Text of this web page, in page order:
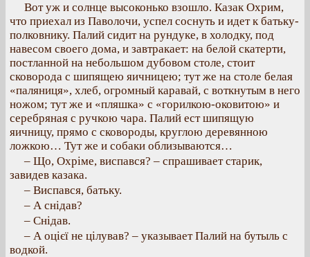
Вот уж и солнце высоконько взошло. Казак Охрим,
что приехал из Паволочи, успел соснуть и идет к батьку-
полковнику. Палий сидит на рундуке, в холодку, под
навесом своего дома, и завтракает: на белой скатерти,
постланной на небольшом дубовом столе, стоит
сковорода с шипящею яичницею; тут же на столе белая
«паляниця», хлеб, огромный каравай, с воткнутым в него
ножом; тут же и «пляшка» с «горилкою-оковитою» и
серебряная с ручкою чара. Палий ест шипящую
яичницу, прямо с сковороды, круглою деревянною
ложкою… Тут же и собаки облизываются…
– Що, Охріме, виспався? – спрашивает старик,
завидев казака.
– Виспався, батьку.
– А снідав?
– Снідав.
– А оцієї не цілував? – указывает Палий на бутыль с
водкой.